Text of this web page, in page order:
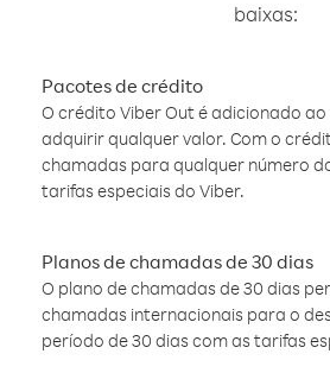
baixas:
Pacotes de crédito
O crédito Viber Out é adicionado ao
adquirir qualquer valor. Com o
chamadas para qualquer número
tarifas especiais do Viber.
Planos de chamadas de 30 dias
O plano de chamadas de 30 dias
chamadas internacionais para o
período de 30 dias com as tarifas